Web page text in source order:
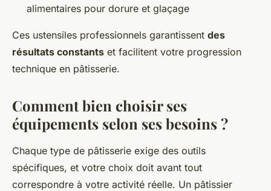
alimentaires pour dorure et glaçage
Ces ustensiles professionnels garantissent des
résultats constants et facilitent votre progression
technique en pâtisserie.
Comment bien choisir ses
équipements selon ses besoins ?
Chaque type de pâtisserie exige des outils
spécifiques, et votre choix doit avant tout
correspondre à votre activité réelle. Un pâtissier